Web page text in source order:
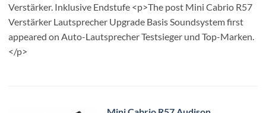
Verstärker. Inklusive Endstufe <p>The post Mini Cabrio R57
Verstärker Lautsprecher Upgrade Basis Soundsystem first
appeared on Auto-Lautsprecher Testsieger und Top-Marken.
</p>